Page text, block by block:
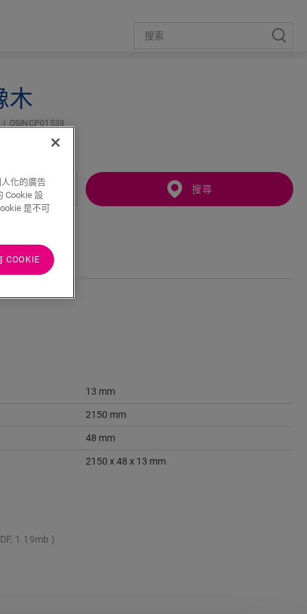
木
QSINCP01538
搜尋
13 mm
2150 mm
48 mm
2150 x 48 x 13 mm
1.19mb
化的廣告
Cookie 設
是不可
COOKIE